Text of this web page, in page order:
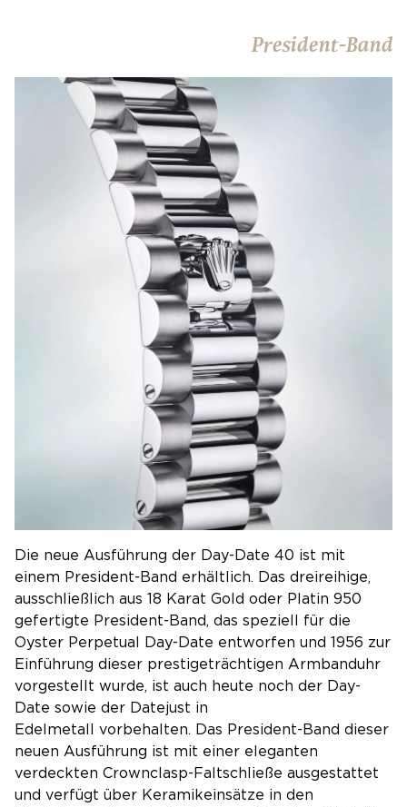
President-Band
Die neue Ausführung der Day-Date 40 ist mit
einem President-Band erhältlich. Das dreireihige,
ausschließlich aus 18 Karat Gold oder Platin 950
gefertigte President-Band, das speziell für die
Oyster Perpetual Day-Date entworfen und 1956 zur
Einführung dieser prestigeträchtigen Armbanduhr
vorgestellt wurde, ist auch heute noch der Day-
Date sowie der Datejust in
Edelmetall vorbehalten. Das President-Band dieser
neuen Ausführung ist mit einer eleganten
verdeckten Crownclasp-Faltschließe ausgestattet
und verfügt über Keramikeinsätze in den